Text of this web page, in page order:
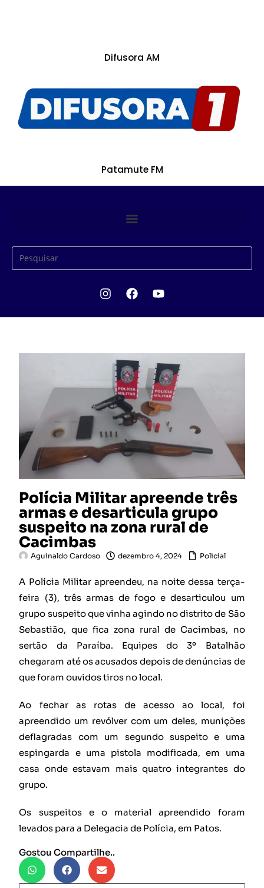
Difusora AM
Patamute FM
Polícia Militar apreende três
armas e desarticula grupo
suspeito na zona rural de
Cacimbas
Aguinaldo Cardoso dezembro 4, 2024 Policial
A Polícia Militar apreendeu, na noite dessa terça-
feira (3), três armas de fogo e desarticulou um
grupo suspeito que vinha agindo no distrito de São
Sebastião, que fica zona rural de Cacimbas, no
sertão da Paraíba. Equipes do 3º Batalhão
chegaram até os acusados depois de denúncias de
que foram ouvidos tiros no local.
Ao fechar as rotas de acesso ao local, foi
apreendido um revólver com um deles, munições
deflagradas com um segundo suspeito e uma
espingarda e uma pistola modificada, em uma
casa onde estavam mais quatro integrantes do
grupo.
Os suspeitos e o material apreendido foram
levados para a Delegacia de Polícia, em Patos.
Gostou Compartilhe..